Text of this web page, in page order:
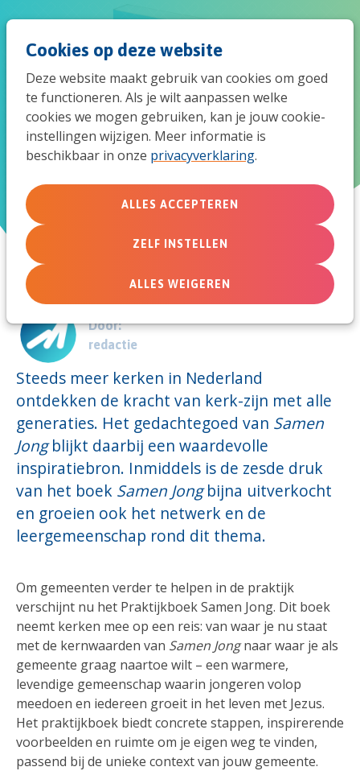
Cookies op deze website
Deze website maakt gebruik van cookies om goed
te functioneren. Als je wilt aanpassen welke
cookies we mogen gebruiken, kan je jouw cookie-
instellingen wijzigen. Meer informatie is
beschikbaar in onze privacyverklaring.
ALLES ACCEPTEREN
ZELF INSTELLEN
ALLES WEIGEREN
naar
de
Praktijkboek en symposium
Samen Jong
Door:
redactie
Steeds meer kerken in Nederland
ontdekken de kracht van kerk-zijn met alle
generaties. Het gedachtegoed van Samen
Jongblijkt daarbij een waardevolle
inspiratiebron. Inmiddels is de zesde druk
van het boek Samen Jongbijna uitverkocht
en groeien ook het netwerk en de
leergemeenschap rond dit thema.
Om gemeenten verder te helpen in de praktijk
verschijnt nu het Praktijkboek Samen Jong. Dit boek
neemt kerken mee op een reis: van waar je nu staat
met de kernwaarden van Samen Jongnaar waar je als
gemeente graag naartoe wilt – een warmere,
levendige gemeenschap waarin jongeren volop
meedoen en iedereen groeit in het leven met Jezus.
Het praktijkboek biedt concrete stappen, inspirerende
voorbeelden en ruimte om je eigen weg te vinden,
passend bij de unieke context van jouw gemeente.